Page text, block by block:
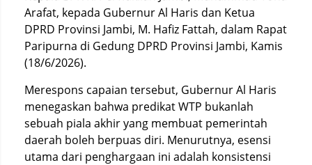
Arafat, kepada Gubernur Al Haris dan Ketua
DPRD Provinsi Jambi, M. Hafiz Fattah, dalam Rapat
Paripurna di Gedung DPRD Provinsi Jambi, Kamis
(18/6/2026).
Merespons capaian tersebut, Gubernur Al Haris
menegaskan bahwa predikat WTP bukanlah
sebuah piala akhir yang membuat pemerintah
daerah boleh berpuas diri. Menurutnya, esensi
utama dari penghargaan ini adalah konsistensi